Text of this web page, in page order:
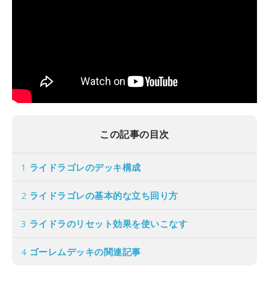
この記事の目次
1 ライドラゴレのデッキ構成
2 ライドラゴレの基本的な立ち回り方
3 ライドラのリセット効果を使いこなす
4 ゴーレムデッキの関連記事